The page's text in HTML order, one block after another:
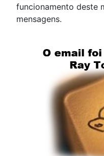
funcionamento deste
mensagens.